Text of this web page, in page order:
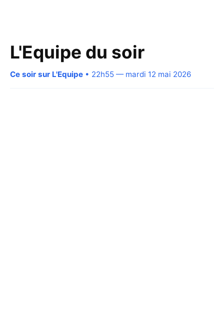
L'Equipe du soir
Ce soir sur L'Equipe • 22h55 — mardi 12 mai 2026